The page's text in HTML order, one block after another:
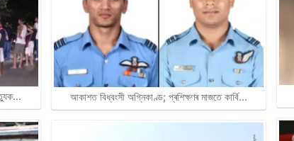
আকাশত বিধ্বংসী অগ্নিকাণ্ড; প্ৰশিক্ষণৰ মাজতে কাৰ্বি…